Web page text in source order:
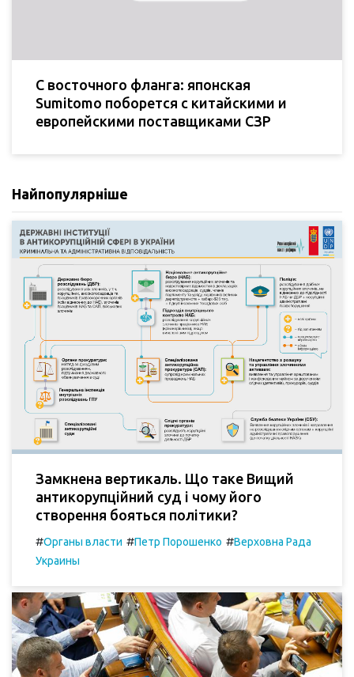
С восточного фланга: японская
Sumitomo поборется с китайскими и
европейскими поставщиками СЗР
Найпопулярніше
Замкнена вертикаль. Що таке Вищий
антикорупційний суд і чому його
створення бояться політики?
#Органы власти #Петр Порошенко #Верховна Рада
Украины